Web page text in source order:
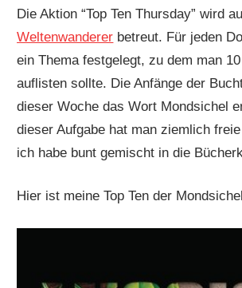
Die Aktion “Top Ten Thursday” wird
Weltenwanderer betreut. Für jeden
ein Thema festgelegt, zu dem man
auflisten sollte. Die Anfänge der
dieser Woche das Wort Mondsichel
dieser Aufgabe hat man ziemlich
ich habe bunt gemischt in die
Hier ist meine Top Ten der